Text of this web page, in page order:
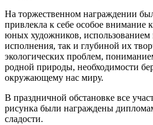
На торжественном награждении
привлекла к себе особое внимание
юных художников,
исполнения, так и глубиной их
экологических проблем,
родной природы, необходимости
окружающему нас миру.
В праздничной обстановке все
рисунка были награждены
сладости.